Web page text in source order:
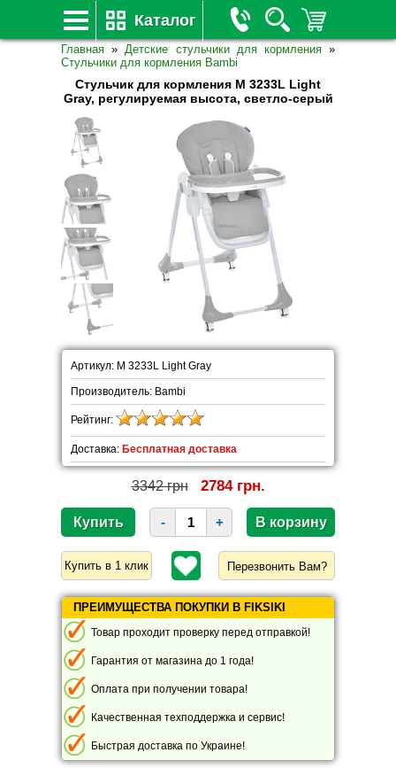
Каталог
Главная »Детские стульчики для кормления »
Стульчики для кормления Bambi
Стульчик для кормления M 3233L Light
Gray, регулируемая высота, светло-серый
Артикул: M 3233L Light Gray
Производитель: Bambi
Рейтинг:
Доставка: Бесплатная доставка
3342 грн 2784 грн.
- +
Перезвонить Вам?
ПРЕИМУЩЕСТВА ПОКУПКИ В FIKSIKI
Товар проходит проверку перед отправкой!
Гарантия от магазина до 1 года!
Оплата при получении товара!
Качественная техподдержка и сервис!
Быстрая доставка по Украине!